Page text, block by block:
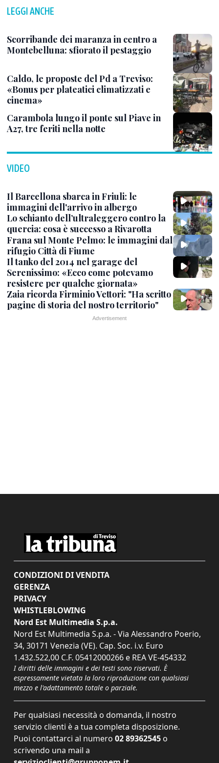
LEGGI ANCHE
Scorribande dei maranza in centro a
Montebelluna: sfiorato il pestaggio
Caldo, le proposte del Pd a Treviso:
«Bonus per plateatici climatizzati e
cinema»
Carambola lungo il ponte sul Piave in
A27, tre feriti nella notte
VIDEO
Il Barcellona sbarca in Friuli: le
immagini dell'arrivo in albergo
Lo schianto dell’ultraleggero contro la
quercia: cosa è successo a Rivarotta
Frana sul Monte Pelmo: le immagini dal
rifugio Città di Fiume
Il tanko del 2014 nel garage del
Serenissimo: «Ecco come potevamo
resistere per qualche giornata»
Zaia ricorda Firminio Vettori: "Ha scritto
pagine di storia del nostro territorio"
CONDIZIONI DI VENDITA
GERENZA
PRIVACY
WHISTLEBLOWING
Nord Est Multimedia S.p.a.
Nord Est Multimedia S.p.a. - Via Alessandro Poerio,
34, 30171 Venezia (VE). Cap. Soc. i.v. Euro
1.432.522,00 C.F. 05412000266 e REA VE-454332
I diritti delle immagini e dei testi sono riservati. È
espressamente vietata la loro riproduzione con qualsiasi
mezzo e l'adattamento totale o parziale.
Per qualsiasi necessità o domanda, il nostro
servizio clienti è a tua completa disposizione.
Puoi contattarci al numero 02 89362545 o
scrivendo una mail a